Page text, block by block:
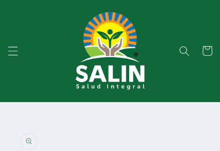
Carrito
información